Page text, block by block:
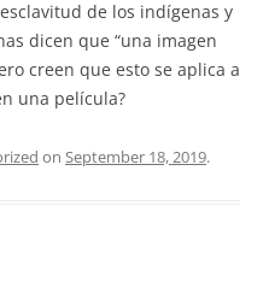
de los indígenas y
dicen que “una imagen
creen que esto se aplica a
una película?
on September 18, 2019.